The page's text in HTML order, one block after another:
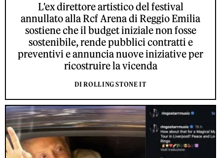
L'ex direttore artistico del festival
annullato alla Rcf Arena di Reggio Emilia
sostiene che il budget iniziale non fosse
sostenibile, rende pubblici contratti e
preventivi e annuncia nuove iniziative per
ricostruire la vicenda
DI ROLLING STONE IT